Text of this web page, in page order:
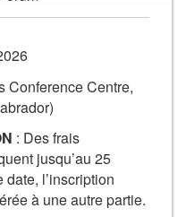
Conference Centre,
: Des frais
jusqu’au 25
l’inscription
à une autre partie.